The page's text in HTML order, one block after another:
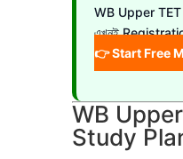
WB Upper TET
এখনই
👉 Start Free
WB
Study